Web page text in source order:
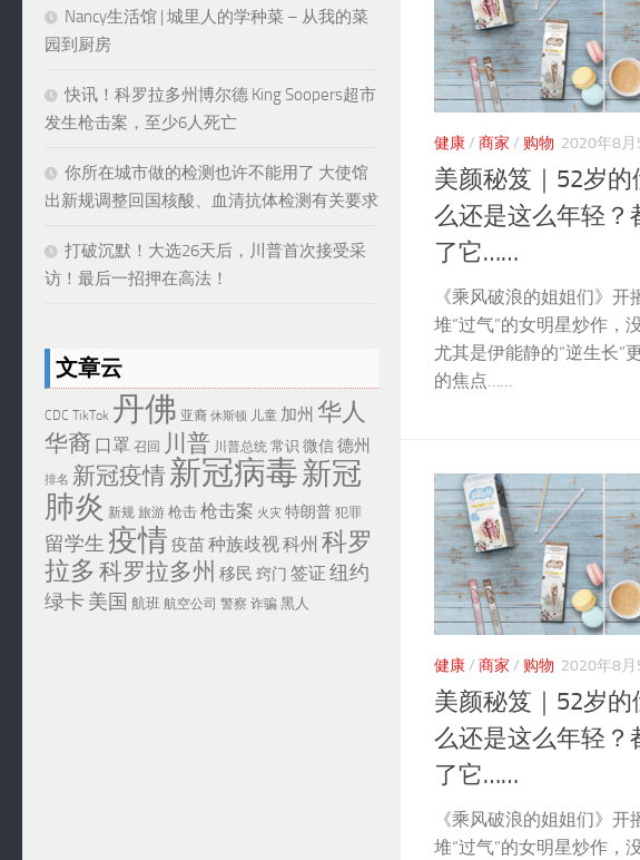
健康/ 商家 / 购物 2020年8月
美颜秘笈｜52岁
么还是这么年轻？
了它……
《乘风破浪的姐姐们》
堆“过气”的女明星炒作，
尤其是伊能静的“逆生长”
的焦点……
健康/ 商家 / 购物 2020年8月
美颜秘笈｜52岁
么还是这么年轻？
了它……
《乘风破浪的姐姐们》
堆“过气”的女明星炒作，
Nancy生活馆 | 城里人的学种菜 – 从我的菜
园到厨房
快讯！科罗拉多州博尔德 King Soopers超市
发生枪击案，至少6人死亡
你所在城市做的检测也许不能用了 大使馆
出新规调整回国核酸、血清抗体检测有关要求
打破沉默！大选26天后，川普首次接受采
访！最后一招押在高法！
文章云
CDC TikTok 丹佛 亚裔 休斯顿 儿童 加州 华人
华裔 口罩 召回 川普 川普总统 常识 微信德州
排名 新冠疫情新冠病毒新冠
肺炎 新规 旅游 枪击 枪击案 火灾 特朗普 犯罪
留学生 疫情 疫苗种族歧视科州 科罗
拉多 科罗拉多州 移民 窍门 签证 纽约
绿卡美国 航班 航空公司 警察 诈骗 黑人